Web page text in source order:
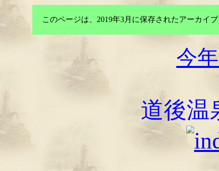
このページは、2019年3月に保存されたアーカイ
今
道後温